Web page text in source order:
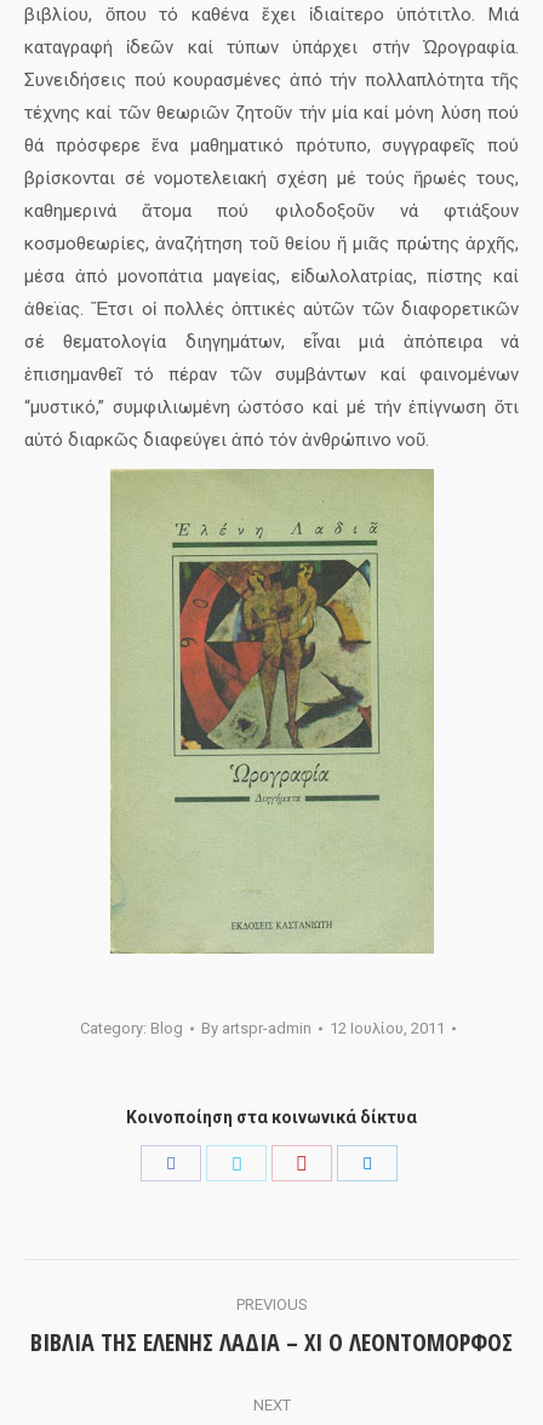
βιβλίου, ὅπου τό καθένα ἔχει ἰδιαίτερο ὑπότιτλο. Μιά
καταγραφή ἰδεῶν καί τύπων ὑπάρχει στήν Ὠρογραφία.
Συνειδήσεις πού κουρασμένες ἀπό τήν πολλαπλότητα τῆς
τέχνης καί τῶν θεωριῶν ζητοῦν τήν μία καί μόνη λύση πού
θά πρόσφερε ἕνα μαθηματικό πρότυπο, συγγραφεῖς πού
βρίσκονται σέ νομοτελειακή σχέση μέ τούς ἥρωές τους,
καθημερινά ἄτομα πού φιλοδοξοῦν νά φτιάξουν
κοσμοθεωρίες, ἀναζήτηση τοῦ θείου ἤ μιᾶς πρώτης ἀρχῆς,
μέσα ἀπό μονοπάτια μαγείας, εἰδωλολατρίας, πίστης καί
ἀθεϊας. Ἔτσι οἱ πολλές ὀπτικές αὐτῶν τῶν διαφορετικῶν
σέ θεματολογία διηγημάτων, εἶναι μιά ἀπόπειρα νά
ἐπισημανθεῖ τό πέραν τῶν συμβάντων καί φαινομένων
“μυστικό,” συμφιλιωμένη ὡστόσο καί μέ τήν ἐπίγνωση ὅτι
αὐτό διαρκῶς διαφεύγει ἀπό τόν ἀνθρώπινο νοῦ.
Category: Blog By artspr-admin 12 Ιουλίου, 2011
Κοινοποίηση στα κοινωνικά δίκτυα
navigation
PREVIOUS
Previous
ΒΙΒΛΙΑ ΤΗΣ ΕΛΕΝΗΣ ΛΑΔΙΑ – ΧΙ Ο ΛΕΟΝΤΟΜΟΡΦΟΣ
NEXT